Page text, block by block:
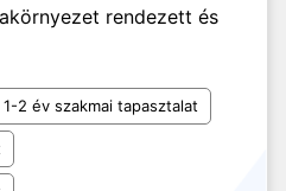
rendezett és
1-2 év szakmai tapasztalat